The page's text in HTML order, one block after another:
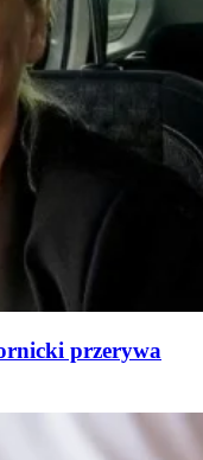
przerywa